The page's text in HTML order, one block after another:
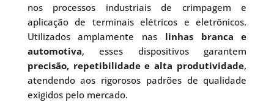
nos processos industriais de crimpagem e
aplicação de terminais elétricos e eletrônicos.
Utilizados amplamente nas linhas branca e
automotiva, esses dispositivos garantem
precisão, repetibilidade e alta produtividade,
atendendo aos rigorosos padrões de qualidade
exigidos pelo mercado.